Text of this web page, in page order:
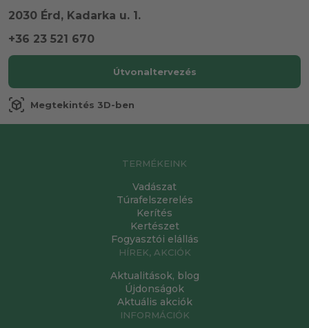
2030 Érd, Kadarka u. 1.
+36 23 521 670
Útvonaltervezés
view_in_ar Megtekintés 3D-ben
TERMÉKEINK
Vadászat
Túrafelszerelés
Kerítés
Kertészet
Fogyasztói elállás
HÍREK, AKCIÓK
Aktualitások, blog
Újdonságok
Aktuális akciók
INFORMÁCIÓK